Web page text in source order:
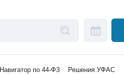
Навигатор по 44-ФЗ Решения УФАС